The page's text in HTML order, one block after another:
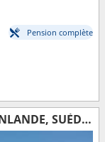
Pension complète
DANEMARK, POLOGNE, ESTONIE, FINLANDE, SUÈDE, ALLEMAGNE, FRANCE